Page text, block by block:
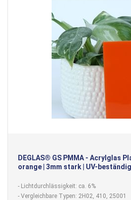
DEGLAS® GS PMMA - Acrylglas
orange | 3mm stark | UV-beständig
- Lichtdurchlässigkeit: ca. 6%
- Vergleichbare Typen: 2H02, 410, 25001